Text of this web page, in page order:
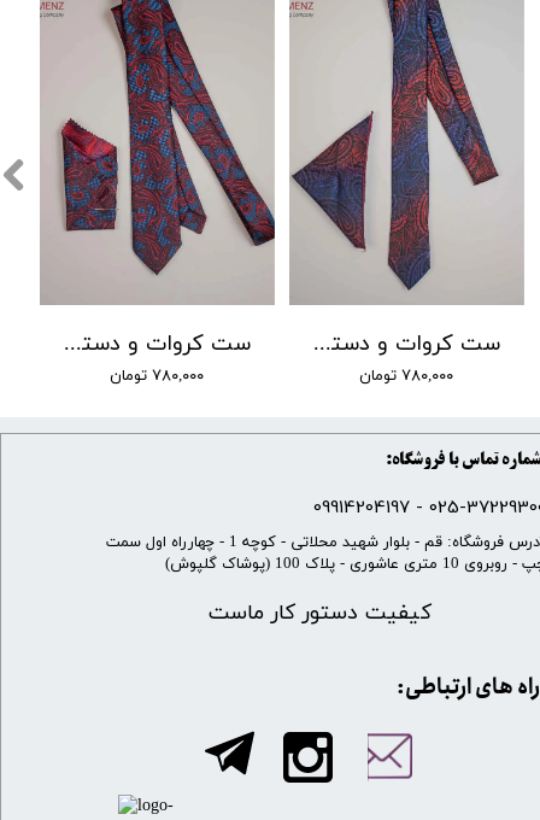
ست کروات و دستمال جیب مردانه کد 012
۷۸۰,۰۰۰ تومان
ست کروات و دستمال جیب مردانه کد 018
۷۸۰,۰۰۰ تومان
شماره تماس با فروشگاه:
025-37229300 -
کیفیت دستور کار ماست
​آدرس فروشگاه: قم - بلوار شهید محلاتی - کوچه 1 - چهارراه اول سمت
10 متری عاشوری - پلاک 100 (پوشاک گلپوش)
​​راه های ارتباطی: